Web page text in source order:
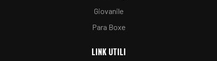
Giovanile
Para Boxe
LINK UTILI